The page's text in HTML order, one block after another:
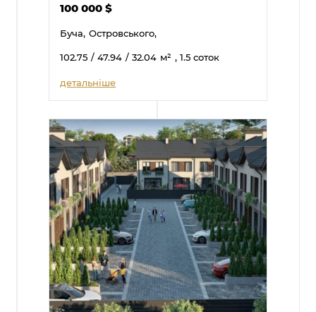
100 000$
Буча, Островського,
102.75 / 47.94 / 32.04 м² , 1.5 соток
детальніше